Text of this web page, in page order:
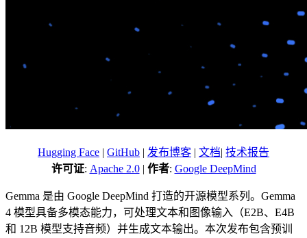
Hugging Face | GitHub | 发布博客 | 文档| 技术报告
许可证: Apache 2.0| 作者: Google DeepMind
Gemma 是由 Google DeepMind 打造的开源模型系列。Gemma
4 模型具备多模态能力，可处理文本和图像输入（E2B、E4B
和 12B 模型支持音频）并生成文本输出。本次发布包含预训